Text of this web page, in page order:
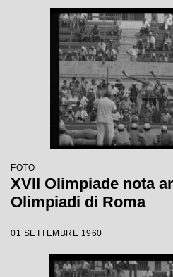
FOTO
XVII Olimpiade nota
Olimpiadi di Roma
01 SETTEMBRE 1960